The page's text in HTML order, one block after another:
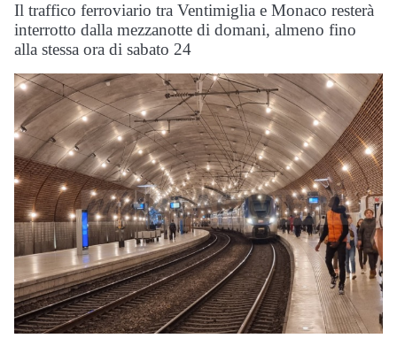
Il traffico ferroviario tra Ventimiglia e Monaco resterà
interrotto dalla mezzanotte di domani, almeno fino
alla stessa ora di sabato 24